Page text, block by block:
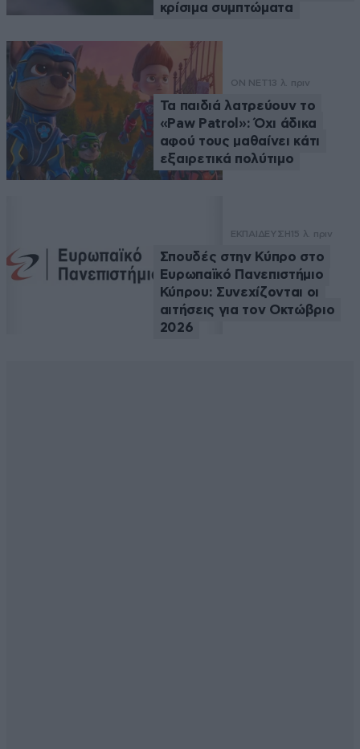
κρίσιμα συμπτώματα
ON NET 13 λ. πριν
Τα παιδιά λατρεύουν το
«Paw Patrol»: Όχι άδικα
αφού τους μαθαίνει κάτι
εξαιρετικά πολύτιμο
ΕΚΠΑΙΔΕΥΣΗ 15 λ. πριν
Σπουδές στην Κύπρο στο
Ευρωπαϊκό Πανεπιστήμιο
Κύπρου: Συνεχίζονται οι
αιτήσεις για τον Οκτώβριο
2026